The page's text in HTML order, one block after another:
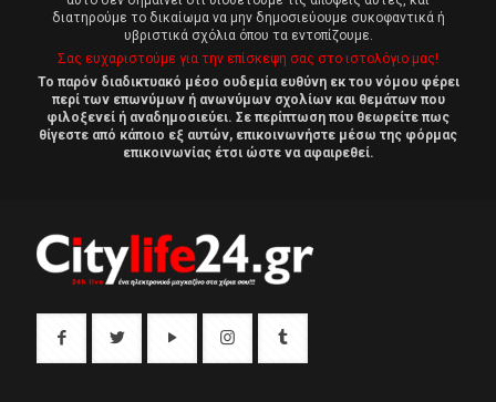
διατηρούμε το δικαίωμα να μην δημοσιεύουμε συκοφαντικά ή
υβριστικά σχόλια όπου τα εντοπίζουμε.
Σας ευχαριστούμε για την επίσκεψη σας στο ιστολόγιο μας!
Το παρόν διαδικτυακό μέσο ουδεμία ευθύνη εκ του νόμου φέρει
περί των επωνύμων ή ανωνύμων σχολίων και θεμάτων που
φιλοξενεί ή αναδημοσιεύει. Σε περίπτωση που θεωρείτε πως
θίγεστε από κάποιο εξ αυτών, επικοινωνήστε μέσω της φόρμας
επικοινωνίας έτσι ώστε να αφαιρεθεί.